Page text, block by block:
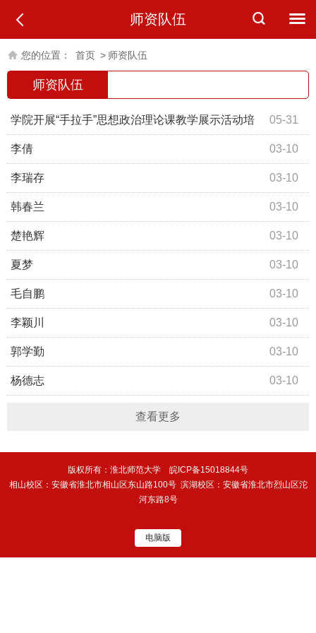
师资队伍
您的位置： 首页 > 师资队伍
师资队伍
05-31
学院开展“手拉手”思想政治理论课教学展示活动培
训 03-10
李倩
03-10
李瑞存
03-10
韩春兰
03-10
楚艳辉
03-10
夏梦
03-10
毛自鹏
03-10
李颖川
03-10
郭学勤
03-10
杨德志
查看更多
版权所有：淮北师范大学 皖ICP备15018844号
相山校区：安徽省淮北市相山区东山路100号 滨湖校区：安徽省淮北市烈山区沱
河东路8号
电脑版